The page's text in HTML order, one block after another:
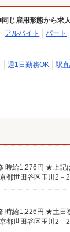
同じ雇用形態から求
アルバイト
パート
週1日勤務OK 駅
都世田谷区玉川2
時給1,226円 ★
都世田谷区玉川2